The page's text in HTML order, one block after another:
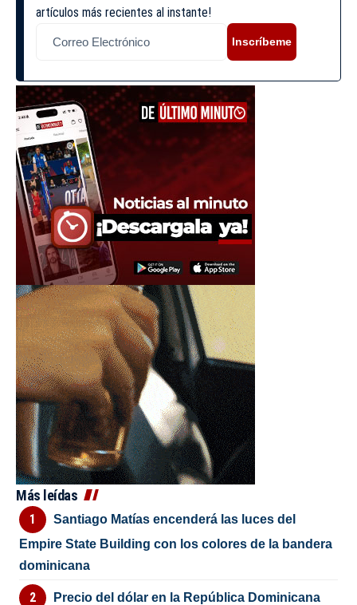
artículos más recientes al instante!
Inscríbeme
Más leídas
Santiago Matías encenderá las luces del
Empire State Building con los colores de la bandera
dominicana
Precio del dólar en la República Dominicana